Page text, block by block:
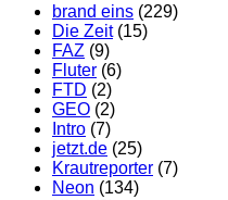
brand eins (229)
Die Zeit(15)
FAZ (9)
Fluter (6)
FTD (2)
GEO (2)
Intro (7)
jetzt.de (25)
Krautreporter (7)
Neon (134)